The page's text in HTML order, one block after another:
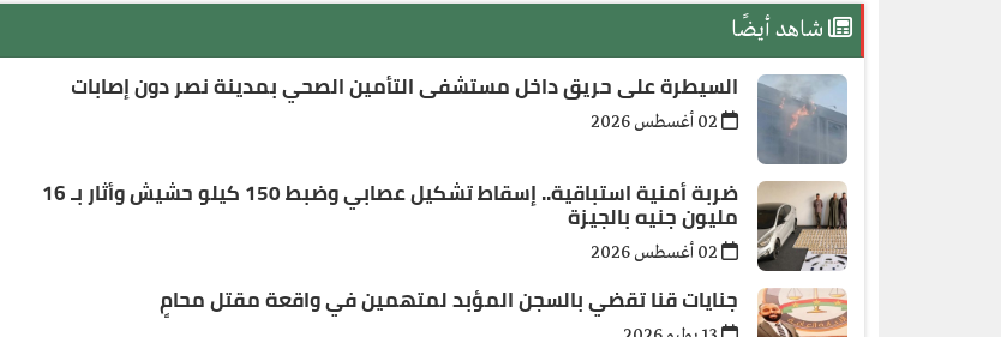
شاهد أيضًا
السيطرة على حريق داخل مستشفى التأمين الصحي بمدينة نصر دون إصابات
ضربة أمنية استباقية.. إسقاط تشكيل عصابي وضبط 150 كيلو حشيش وأثار بـ 16
مليون جنيه بالجيزة
جنايات قنا تقضي بالسجن المؤبد لمتهمين في واقعة مقتل محامٍ